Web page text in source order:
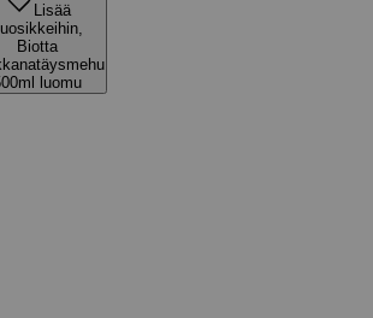
Lisää
Biotta
luomu